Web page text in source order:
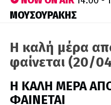
ΜΟΥΣΟΥΡΑΚΗΣ
Η καλή μέρα
φαίνεται (20/
H ΚΑΛΗ ΜΕΡΑ
ΦΑΙΝΕΤΑΙ